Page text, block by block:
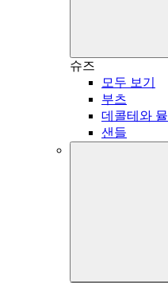
슈즈
모두 보기
부츠
데콜테와 뮬
샌들